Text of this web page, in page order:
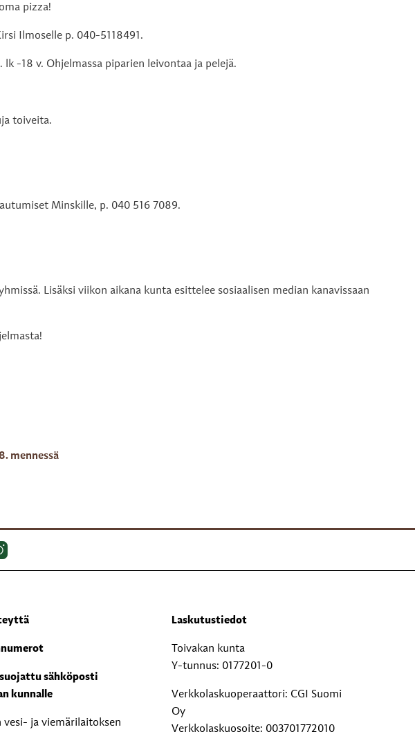
pizza!
Ilmoselle p. 040-5118491.
-18 v. Ohjelmassa piparien leivontaa ja pelejä.
toiveita.
Minskille, p. 040 516 7089.
Lisäksi viikon aikana kunta esittelee sosiaalisen median kanavissaan
mennessä
suojattu sähköposti
kunnalle
vesi- ja viemärilaitoksen
Laskutustiedot
Toivakan kunta
Y-tunnus: 0177201-0
Verkkolaskuoperaattori: CGI Suomi
Oy
Verkkolaskuosoite: 003701772010